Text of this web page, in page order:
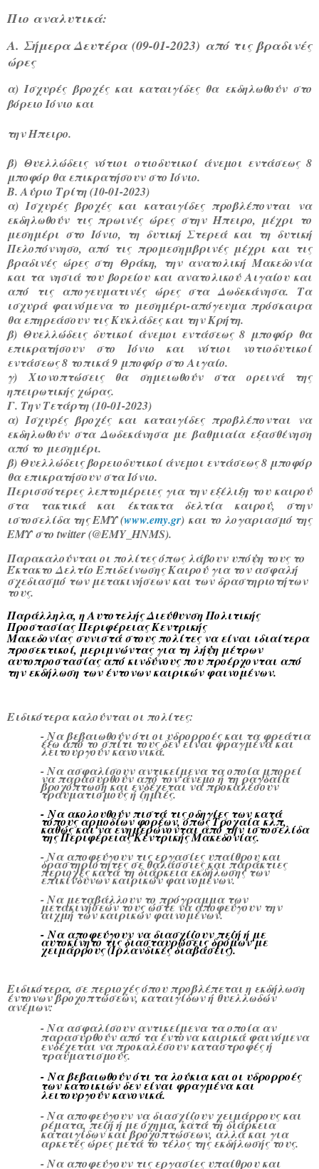
Πιο αναλυτικά:
Α. Σήμερα Δευτέρα (09-01-2023) από τις βραδινές
ώρες
α) Ισχυρές βροχές και καταιγίδες θα εκδηλωθούν στο
βόρειο Ιόνιο και
την Ήπειρο.
β) Θυελλώδεις νότιοιοτιοδυτικοί άνεμοι εντάσεως 8
μποφόρ θα επικρατήσουν στο Ιόνιο.
Β. Αύριο Τρίτη (10-01-2023)
α) Ισχυρές βροχές και καταιγίδες προβλέπονται να
εκδηλωθούν τις πρωινές ώρες στην Ήπειρο, μέχρι το
μεσημέρι στο Ιόνιο, τη δυτική Στερεά και τη δυτική
Πελοπόννησο, από τις προμεσημβρινές μέχρι και τις
βραδινές ώρες στη Θράκη, την ανατολική Μακεδονία
και τα νησιά του βορείου και ανατολικού Αιγαίου και
από τις απογευματινές ώρες στα Δωδεκάνησα. Τα
ισχυρά φαινόμενα το μεσημέρι-απόγευμα πρόσκαιρα
θα επηρεάσουν τις Κυκλάδες και την Κρήτη.
β) Θυελλώδεις δυτικοί άνεμοι εντάσεως 8 μποφόρ θα
επικρατήσουν στο Ιόνιο και νότιοι νοτιοδυτικοί
εντάσεως 8 τοπικά 9 μποφόρ στο Αιγαίο.
γ) Χιονοπτώσεις θα σημειωθούν στα ορεινά της
ηπειρωτικής χώρας.
Γ. Την Τετάρτη (10-01-2023)
α) Ισχυρές βροχές και καταιγίδες προβλέπονται να
εκδηλωθούν στα Δωδεκάνησα με βαθμιαία εξασθένηση
από το μεσημέρι.
β) Θυελλώδεις βορειοδυτικοί άνεμοι εντάσεως 8 μποφόρ
θα επικρατήσουν στα Ιόνιο.
Περισσότερες λεπτομέρειες για την εξέλιξη του καιρού
στα τακτικά και έκτακτα δελτία καιρού, στην
ιστοσελίδα της ΕΜΥ (www.emy.gr) και το λογαριασμό της
ΕΜΥ στο twitter (@EMY_HNMS).
Παρακαλούνται οι πολίτες όπως λάβουν υπόψη τους το
Έκτακτο Δελτίο Επιδείνωσης Καιρού για τον ασφαλή
σχεδιασμό των μετακινήσεων και των δραστηριοτήτων
τους.
Παράλληλα, η Αυτοτελής Διεύθυνση Πολιτικής
ΠροστασίαςΠεριφέρειας Κεντρικής
Μακεδονίαςσυνιστά στους πολίτες να είναι ιδιαίτερα
προσεκτικοί, μεριμνώντας για τη λήψη μέτρων
αυτοπροστασίας από κινδύνους που προέρχονται από
την εκδήλωση των έντονων καιρικών φαινομένων.
Ειδικότερα καλούνται οι πολίτες:
- Να βεβαιωθούν ότι οι υδρορροές και τα φρεάτια
έξω από το σπίτι τους δεν είναι φραγμένα και
λειτουργούν κανονικά.
- Να ασφαλίσουν αντικείμενα τα οποία μπορεί
να παρασυρθούν από τον άνεμο ή τη ραγδαία
βροχόπτωση και ενδέχεται να προκαλέσουν
τραυματισμούς ή ζημιές.
-Να ακολουθούν πιστά τις οδηγίες των κατά
τόπους αρμοδίων φορέων, όπως Τροχαίακλπ,
καθώς και να ενημερώνονται από την ιστοσελίδα
της Περιφέρειας Κεντρικής Μακεδονίας.
- Να αποφεύγουν τις εργασίες υπαίθρου και
δραστηριότητες σε θαλάσσιες και παράκτιες
περιοχές κατά τη διάρκεια εκδήλωσης των
επικίνδυνων καιρικών φαινομένων.
- Να μεταβάλλουν το πρόγραμμα των
μετακινήσεών τους ώστε να αποφεύγουν την
αιχμή των καιρικών φαινομένων.
-Να αποφεύγουν να διασχίζουν πεζή ή με
αυτοκίνητο τις διασταυρώσεις δρόμων με
χειμάρρους (Ιρλανδικές διαβάσεις).
Ειδικότερα, σε περιοχές όπου προβλέπεται η εκδήλωση
έντονων βροχοπτώσεων, καταιγίδων ή θυελλωδών
ανέμων:
- Να ασφαλίσουν αντικείμενα τα οποία αν
παρασυρθούν από τα έντονα καιρικά φαινόμενα
ενδέχεται να προκαλέσουν καταστροφές ή
τραυματισμούς.
-Να βεβαιωθούν ότι τα λούκια και οι υδρορροές
των κατοικιών δεν είναι φραγμένα και
λειτουργούν κανονικά.
- Να αποφεύγουν να διασχίζουν χειμάρρους και
ρέματα, πεζή ή με όχημα, κατά τη διάρκεια
καταιγίδων και βροχοπτώσεων, αλλά και για
αρκετές ώρες μετά το τέλος της εκδήλωσής τους.
- Να αποφεύγουν τις εργασίες υπαίθρου και